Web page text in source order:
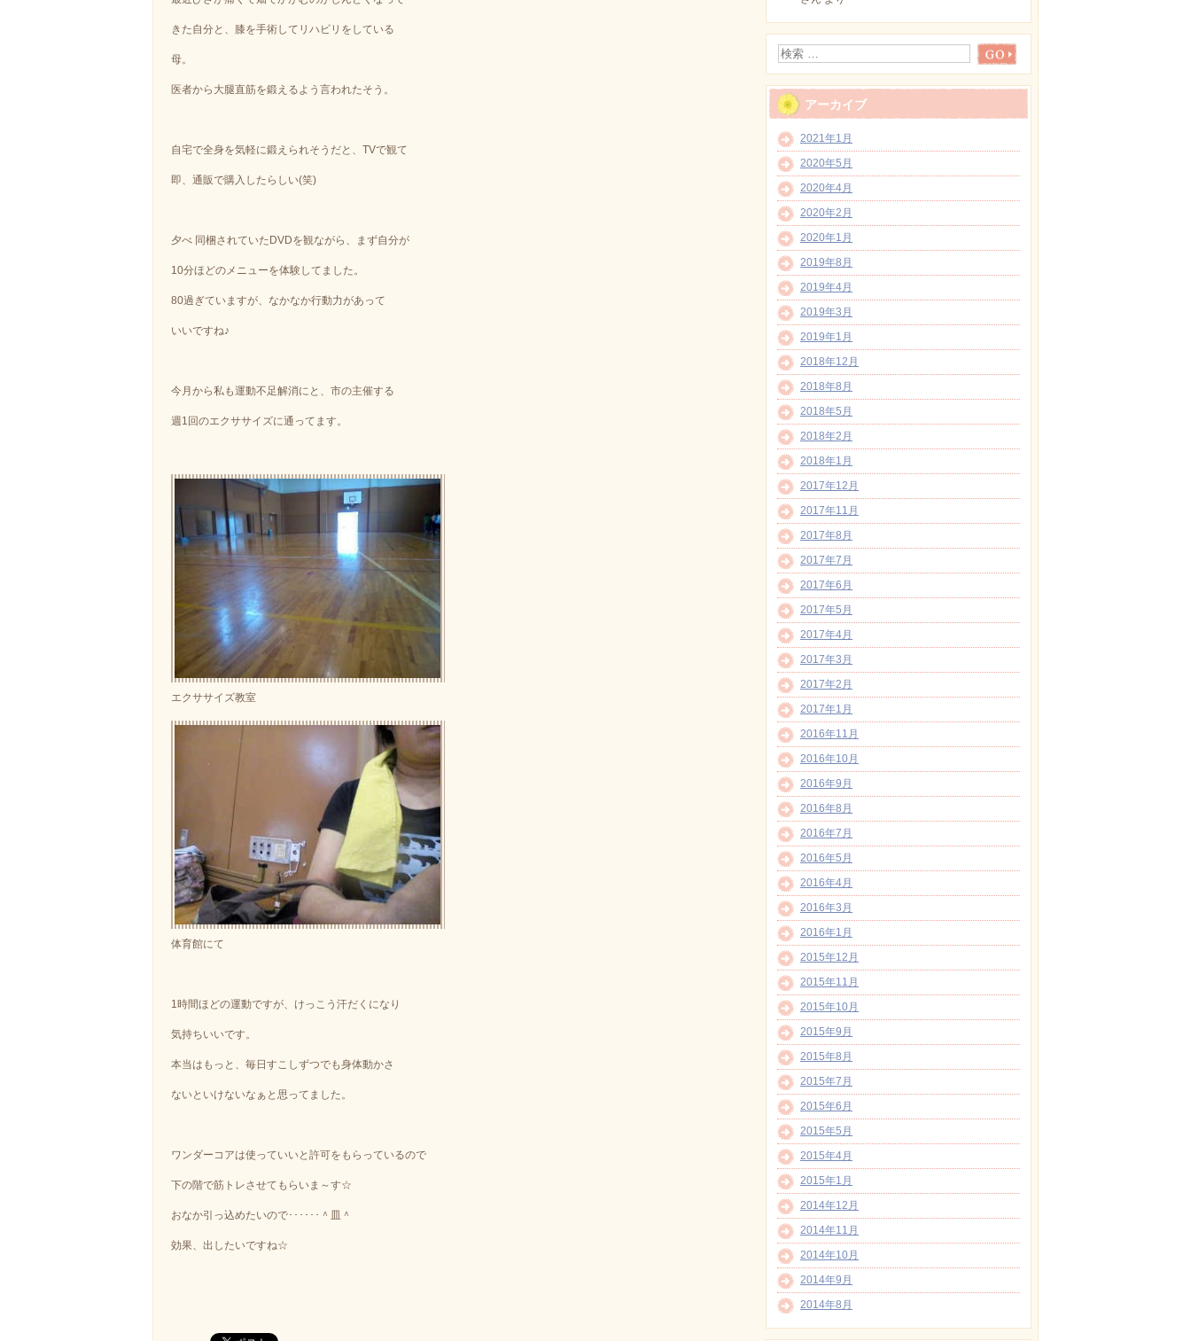
きた自分と、膝を手術してリハビリをしている
母。
医者から大腿直筋を鍛えるよう言われたそう。
自宅で全身を気軽に鍛えられそうだと、TVで観て
即、通販で購入したらしい(笑)
夕べ 同梱されていたDVDを観ながら、まず自分が
10分ほどのメニューを体験してました。
80過ぎていますが、なかなか行動力があって
いいですね♪
今月から私も運動不足解消にと、市の主催する
週1回のエクササイズに通ってます。
エクササイズ教室
体育館にて
1時間ほどの運動ですが、けっこう汗だくになり
気持ちいいです。
本当はもっと、毎日すこしずつでも身体動かさ
ないといけないなぁと思ってました。
ワンダーコアは使っていいと許可をもらっているので
下の階で筋トレさせてもらいま～す☆
おなか引っ込めたいので･･････＾皿＾
効果、出したいですね☆
アーカイブ
2021年1月
2020年5月
2020年4月
2020年2月
2020年1月
2019年8月
2019年4月
2019年3月
2019年1月
2018年12月
2018年8月
2018年5月
2018年2月
2018年1月
2017年12月
2017年11月
2017年8月
2017年7月
2017年6月
2017年5月
2017年4月
2017年3月
2017年2月
2017年1月
2016年11月
2016年10月
2016年9月
2016年8月
2016年7月
2016年5月
2016年4月
2016年3月
2016年1月
2015年12月
2015年11月
2015年10月
2015年9月
2015年8月
2015年7月
2015年6月
2015年5月
2015年4月
2015年1月
2014年12月
2014年11月
2014年10月
2014年9月
2014年8月